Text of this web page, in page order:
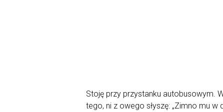
Stoję przy przystanku autobusowym.
tego, ni z owego słyszę: „Zimno mu w